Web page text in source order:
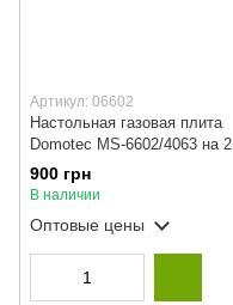
Артикул: 06602
Настольная газовая плита
Domotec MS-6602/4063 на 2
конфорки Белая
900 грн
В наличии
Оптовые цены